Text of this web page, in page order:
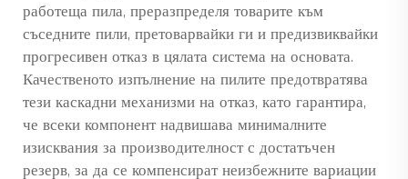
работеща пила, преразпределя товарите към
съседните пили, претоварвайки ги и предизвиквайки
прогресивен отказ в цялата система на основата.
Качественото изпълнение на пилите предотвратява
тези каскадни механизми на отказ, като гарантира,
че всеки компонент надвишава минималните
изисквания за производителност с достатъчен
резерв, за да се компенсират неизбежните вариации